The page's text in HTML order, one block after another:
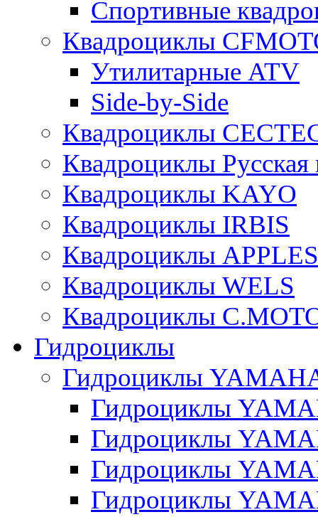
Спортивные
Квадроциклы
Утилитарные ATV
Side-by-Side
Квадроциклы
Квадроциклы Русская
Квадроциклы KAYO
Квадроциклы IRBIS
Квадроциклы
Квадроциклы WELS
Квадроциклы
Гидроциклы
Гидроциклы
Гидроциклы
Гидроциклы
Гидроциклы
Гидроциклы